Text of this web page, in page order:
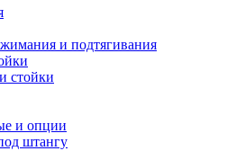
и подтягивания
стойки
и опции
штангу